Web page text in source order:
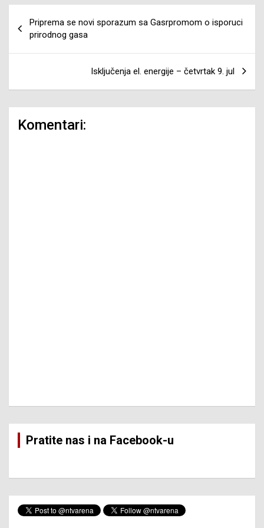
članaka
Priprema se novi sporazum sa Gasrpromom o isporuci
prirodnog gasa
Isključenja el. energije – četvrtak 9. jul
Komentari:
Pratite nas i na Facebook-u